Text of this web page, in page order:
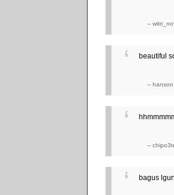
--
beautiful
--
--
bagus